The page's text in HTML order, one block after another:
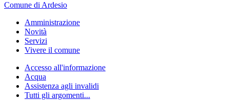
Comune di Ardesio
Amministrazione
Novità
Servizi
Vivere il comune
Accesso all'informazione
Acqua
Assistenza agli invalidi
Tutti gli argomenti...